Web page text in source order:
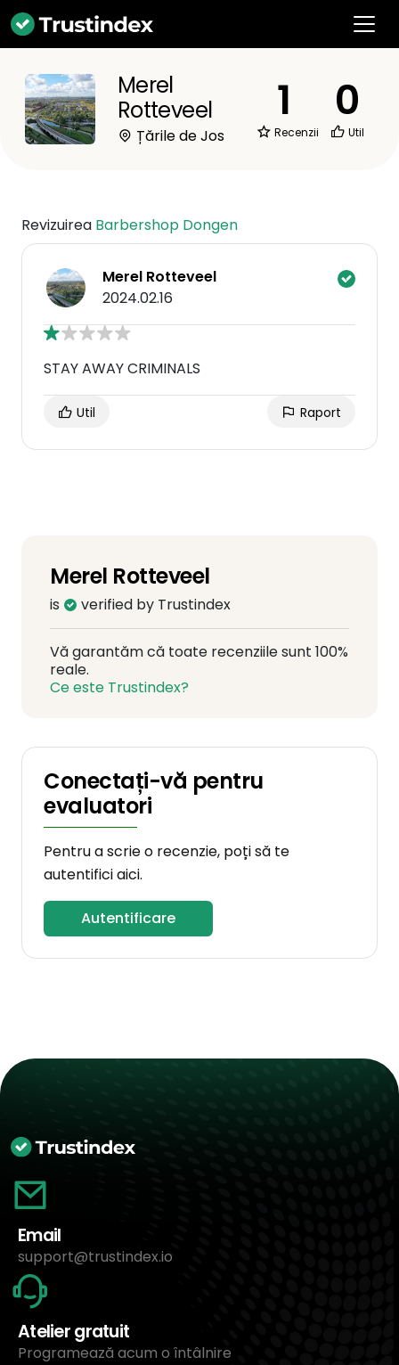
Merel
Rotteveel
Țările de Jos
1
Recenzii
0
Util
Revizuirea Barbershop Dongen
Merel Rotteveel
2024.02.16
STAY AWAY CRIMINALS
Util Raport
Merel Rotteveel
is verified by Trustindex
Vă garantăm că toate recenziile sunt 100%
reale.
Ce este Trustindex?
Conectați-vă pentru
evaluatori
Pentru a scrie o recenzie, poți să te
autentifici aici.
Autentificare
Email
support@trustindex.io
Atelier gratuit
Programează acum o întâlnire